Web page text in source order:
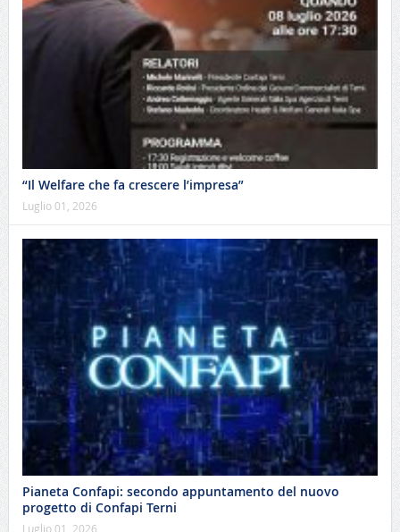
“Il Welfare che fa crescere l’impresa”
Luglio 01, 2026
Pianeta Confapi: secondo appuntamento del nuovo
progetto di Confapi Terni
Luglio 01, 2026